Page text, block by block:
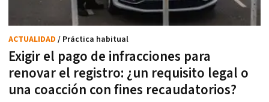
Exigir el pago de infracciones para
renovar el registro: ¿un requisito legal o
una coacción con fines recaudatorios?
ACTUALIDAD / Práctica habitual